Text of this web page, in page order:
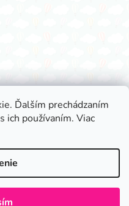
Ďalším prechádzaním
ich používaním. Viac